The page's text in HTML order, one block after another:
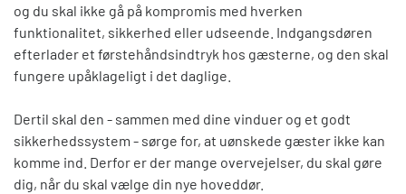
og du skal ikke gå på kompromis med hverken
funktionalitet, sikkerhed eller udseende. Indgangsdøren
efterlader et førstehåndsindtryk hos gæsterne, og den skal
fungere upåklageligt i det daglige.
Dertil skal den - sammen med dine vinduer og et godt
sikkerhedssystem - sørge for, at uønskede gæster ikke kan
komme ind. Derfor er der mange overvejelser, du skal gøre
dig, når du skal vælge din nye hoveddør.